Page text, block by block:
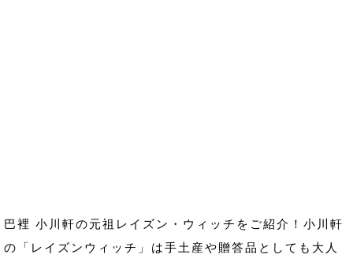
巴裡 小川軒の元祖レイズン・ウィッチをご紹介！小川軒
の「レイズンウィッチ」は手土産や贈答品としても大人